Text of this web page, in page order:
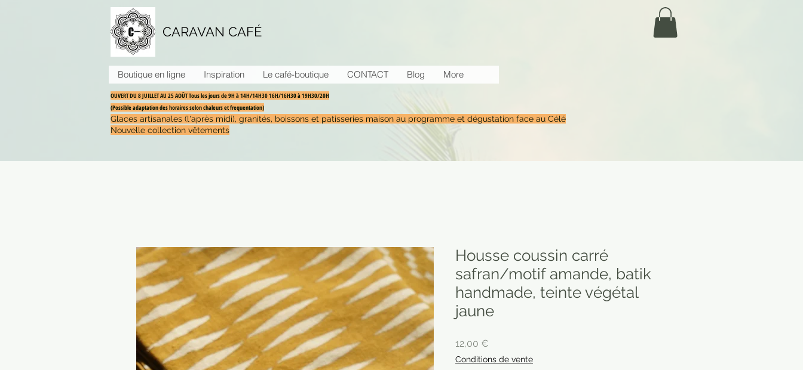
CARAVAN CAFÉ
Boutique en ligne Inspiration Le café-boutique CONTACT Blog More
OUVERT DU 8 JUILLET AU 25 AOÛT Tous les jours de 9H à 14H/14H30 16H/16H30 à 19H30/20H
(Possible adaptation des horaires selon chaleurs et frequentation)
Glaces artisanales (l'après midi), granités, boissons et patisseries maison au programme et dégustation face au Célé
Nouvelle collection vêtements
Housse coussin carré
safran/motif amande, batik
handmade, teinte végétal
jaune
12,00 €
Conditions de vente